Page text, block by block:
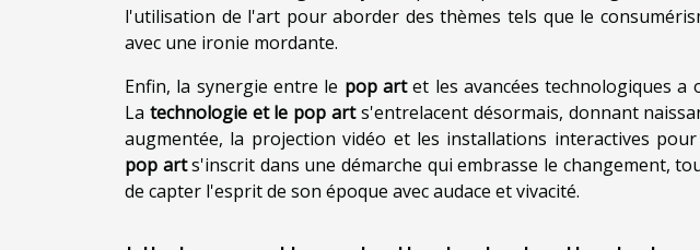
l'utilisation de l'art pour aborder des thèmes tels que le
avec une ironie mordante.
Enfin, la synergie entre le pop artet les avancées technologiques a
La technologie et le pop arts'entrelacent désormais, donnant
augmentée, la projection vidéo et les installations interactives
pop arts'inscrit dans une démarche qui embrasse le changement,
de capter l'esprit de son époque avec audace et vivacité.